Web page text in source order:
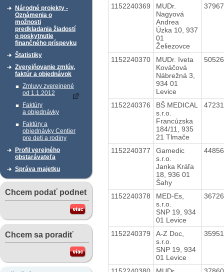
Národné projekty -
Oznámenia o
možnosti
predkladania žiadostí
o poskytnutie
finančného príspevku
Štatistiky
Zverejňovanie zmlúv,
faktúr a objednávok
Zmluvy zverejnené
od 1.1.2012
Faktúry
a objednávky
Faktúry a
objednávky Centier
pre deti a rodiny
Profil verejného
obstarávateľa
Správa majetku
Chcem podať podnet
Chcem sa poradiť
1152240369
MUDr.
Nagyová
Andrea
Úzka 10, 937
01
Želiezovce
1152240370
MUDr. Iveta
Kováčová
Nábrežná 3,
934 01
Levice
1152240376
BŠ MEDICAL
s.r.o.
Francúzska
184/11, 935
21 Tlmače
1152240377
Gamedic
s.r.o.
Janka Kráľa
18, 936 01
Šahy
1152240378
MED-Es,
s.r.o.
SNP 19, 934
01 Levice
1152240379
A-Z Doc,
s.r.o.
SNP 19, 934
01 Levice